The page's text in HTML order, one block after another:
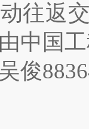
往返
中国
俊